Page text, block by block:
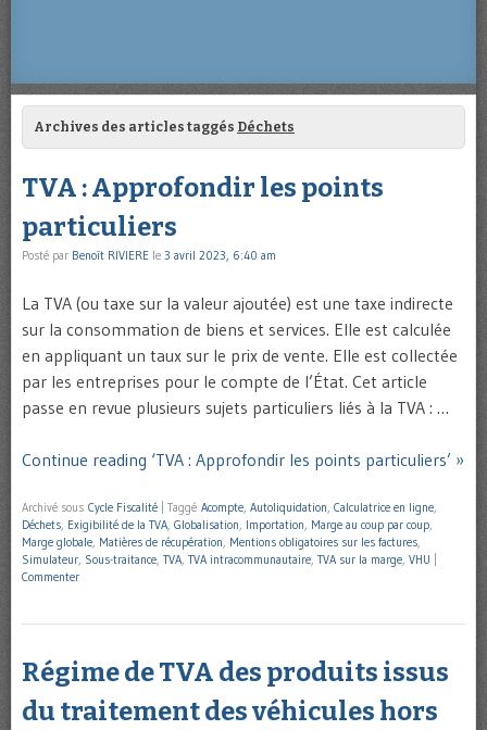
Archives des articles taggés Déchets
TVA : Approfondir les points
particuliers
Posté par Benoît RIVIERE le 3 avril 2023, 6:40 am
La TVA (ou taxe sur la valeur ajoutée) est une taxe indirecte
sur la consommation de biens et services. Elle est calculée
en appliquant un taux sur le prix de vente. Elle est collectée
par les entreprises pour le compte de l’État. Cet article
passe en revue plusieurs sujets particuliers liés à la TVA : …
Continue reading ‘TVA : Approfondir les points particuliers’ »
Archivé sous Cycle Fiscalité Taggé Acompte, Autoliquidation, Calculatrice en ligne,
Déchets, Exigibilité de la TVA, Globalisation, Importation, Marge au coup par coup,
Marge globale, Matières de récupération, Mentions obligatoires sur les factures,
Simulateur, Sous-traitance, TVA, TVA intracommunautaire, TVA sur la marge, VHU
Commenter
Régime de TVA des produits issus
du traitement des véhicules hors